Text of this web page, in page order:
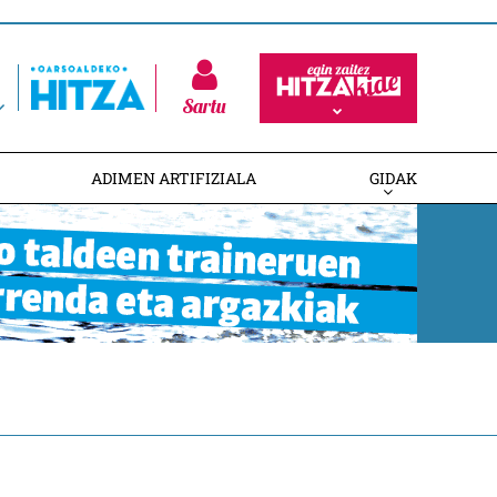
Sartu
ADIMEN ARTIFIZIALA GIDAK